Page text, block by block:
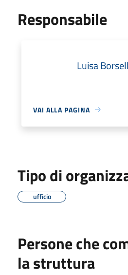
Responsabile
Luisa
VAI ALLA PAGINA
Tipo di
ufficio
Persone che
la struttura